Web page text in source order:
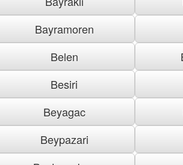
Bayramoren
Belen
Besiri
Beyagac
Beypazari